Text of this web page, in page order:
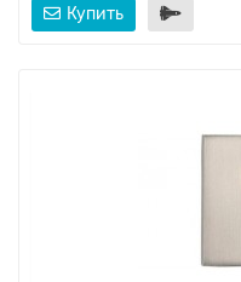
Купить